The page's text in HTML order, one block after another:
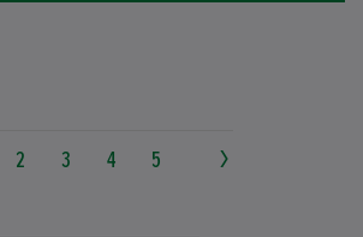
2 3 4 5